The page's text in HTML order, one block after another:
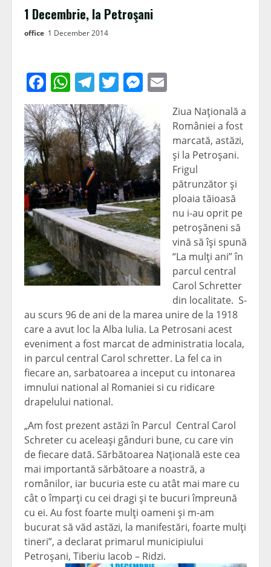
1 Decembrie, la Petroşani
office 1 December 2014
Facebook
WhatsApp
Telegram
TwitterMessenger
Ziua Naţională a
României a fost
marcată, astăzi,
şi la Petroşani.
Frigul
pătrunzător şi
ploaia tăioasă
nu i-au oprit pe
petroşăneni să
vină să îşi spună
“La mulţi ani” în
parcul central
Carol Schretter
din localitate. S-
au scurs 96 de ani de la marea unire de la 1918
care a avut loc la Alba Iulia. La Petrosani acest
eveniment a fost marcat de administratia locala,
in parcul central Carol schretter. La fel ca in
fiecare an, sarbatoarea a inceput cu intonarea
imnului national al Romaniei si cu ridicare
drapelului national.
„Am fost prezent astăzi în Parcul Central Carol
Schreter cu aceleaşi gânduri bune, cu care vin
de fiecare dată. Sărbătoarea Naţională este cea
mai importantă sărbătoare a noastră, a
românilor, iar bucuria este cu atât mai mare cu
cât o împarţi cu cei dragi şi te bucuri împreună
cu ei. Au fost foarte mulţi oameni şi m-am
bucurat să văd astăzi, la manifestări, foarte mulţi
tineri”, a declarat primarul municipiului
Petroşani, Tiberiu Iacob – Ridzi.